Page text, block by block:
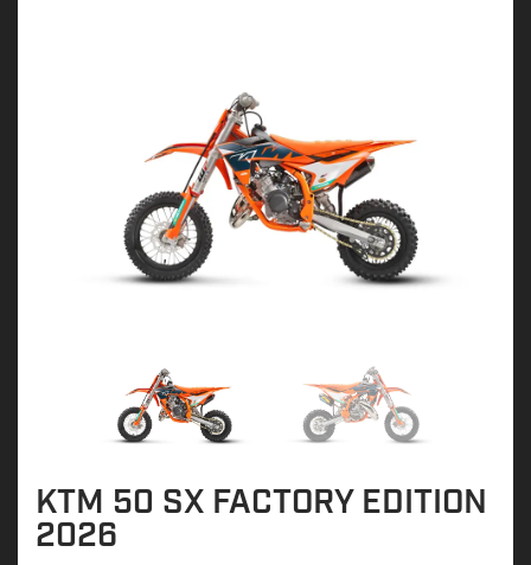
KTM 50 SX FACTORY EDITION
2026